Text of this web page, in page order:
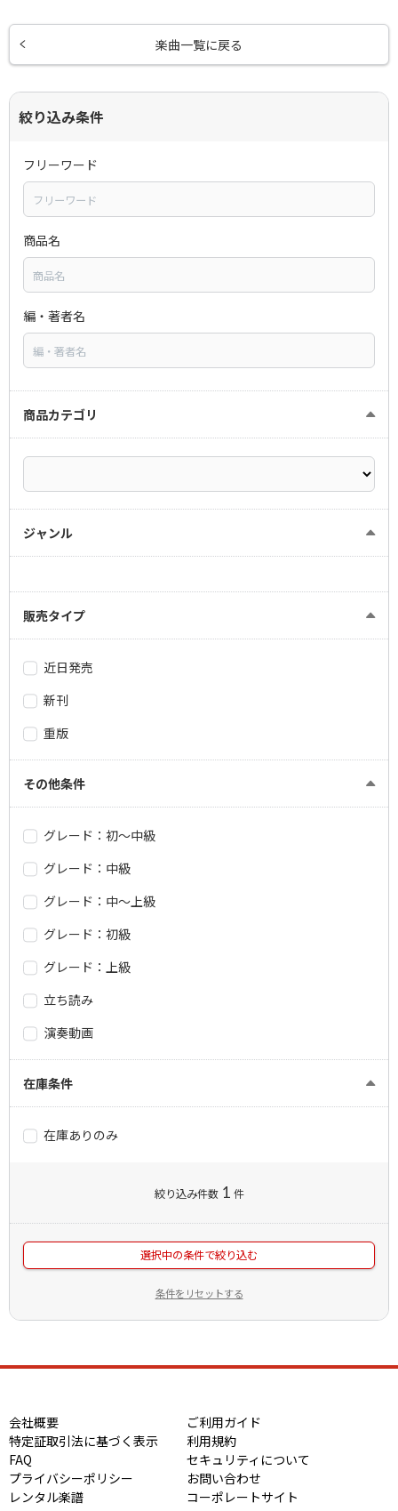
楽曲一覧に戻る
絞り込み条件
フリーワード
商品名
編・著者名
商品カテゴリ
ジャンル
販売タイプ
近日発売
新刊
重版
その他条件
グレード：初～中級
グレード：中級
グレード：中～上級
グレード：初級
グレード：上級
立ち読み
演奏動画
在庫条件
在庫ありのみ
絞り込み件数 1 件
選択中の条件で絞り込む
条件をリセットする
会社概要
ご利用ガイド
特定証取引法に基づく表示
利用規約
FAQ
セキュリティについて
プライバシーポリシー
お問い合わせ
レンタル楽譜
コーポレートサイト